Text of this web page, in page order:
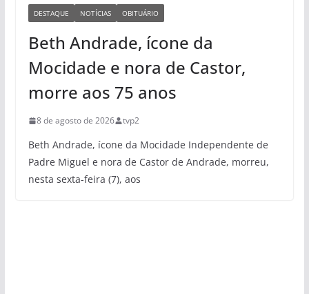
DESTAQUE NOTÍCIAS OBITUÁRIO
Beth Andrade, ícone da
Mocidade e nora de Castor,
morre aos 75 anos
8 de agosto de 2026 tvp2
Beth Andrade, ícone da Mocidade Independente de
Padre Miguel e nora de Castor de Andrade, morreu,
nesta sexta-feira (7), aos